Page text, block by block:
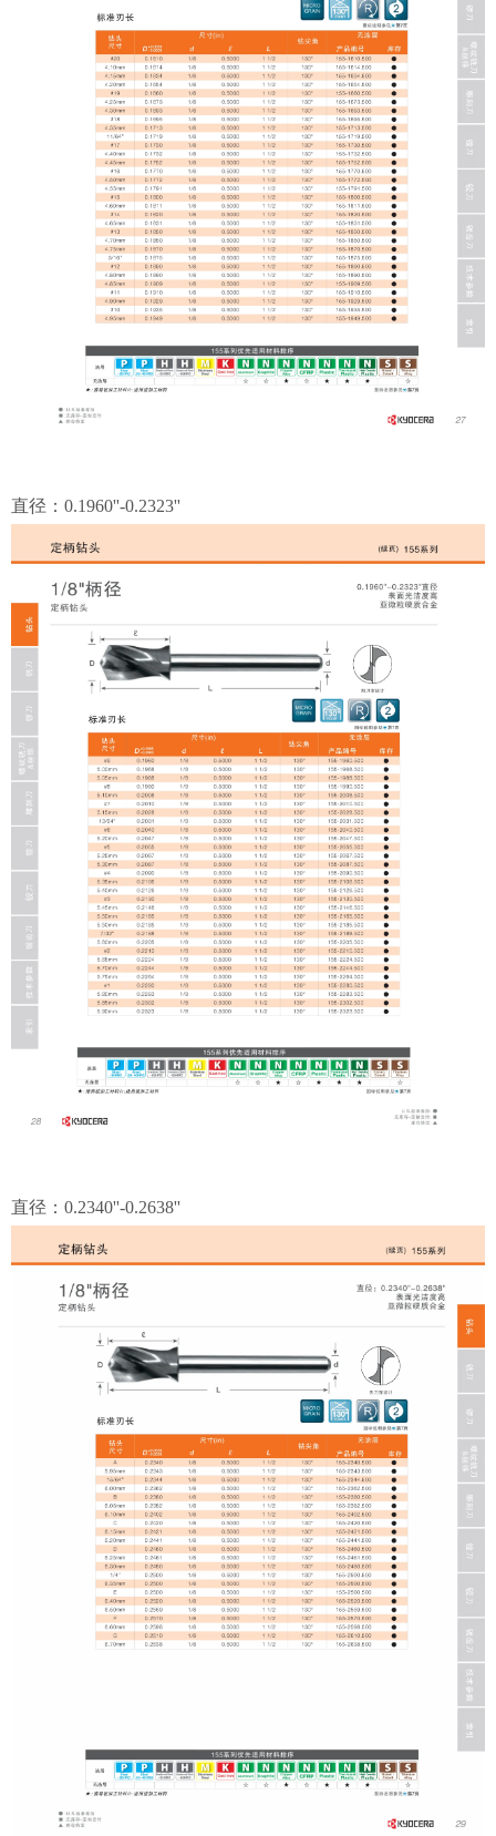
直径：0.1960''-0.2323''
直径：0.2340''-0.2638''